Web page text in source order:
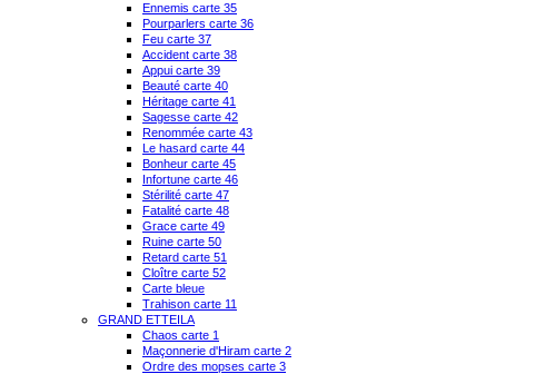
Ennemis carte 35
Pourparlers carte 36
Feu carte 37
Accident carte 38
Appui carte 39
Beauté carte 40
Héritage carte 41
Sagesse carte 42
Renommée carte 43
Le hasard carte 44
Bonheur carte 45
Infortune carte 46
Stérilité carte 47
Fatalité carte 48
Grace carte 49
Ruine carte 50
Retard carte 51
Cloître carte 52
Carte bleue
Trahison carte 11
GRAND ETTEILA
Chaos carte 1
Maçonnerie d'Hiram carte 2
Ordre des mopses carte 3